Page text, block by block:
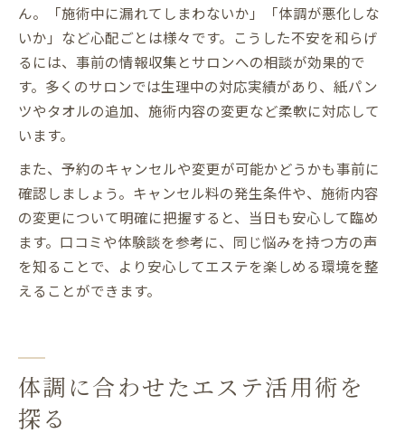
ん。「施術中に漏れてしまわないか」「体調が悪化しな
いか」など心配ごとは様々です。こうした不安を和らげ
るには、事前の情報収集とサロンへの相談が効果的で
す。多くのサロンでは生理中の対応実績があり、紙パン
ツやタオルの追加、施術内容の変更など柔軟に対応して
います。
また、予約のキャンセルや変更が可能かどうかも事前に
確認しましょう。キャンセル料の発生条件や、施術内容
の変更について明確に把握すると、当日も安心して臨め
ます。口コミや体験談を参考に、同じ悩みを持つ方の声
を知ることで、より安心してエステを楽しめる環境を整
えることができます。
体調に合わせたエステ活用術を
探る